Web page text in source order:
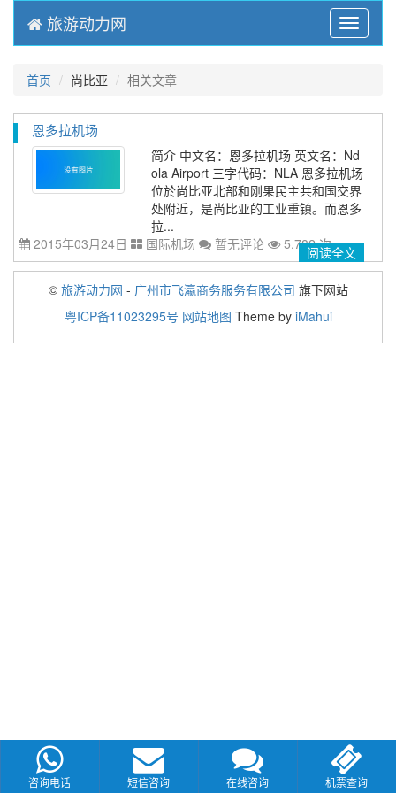
Menu
旅游动力网
首页 尚比亚 相关文章
恩多拉机场
简介 中文名：恩多拉机场 英文名：Nd
ola Airport 三字代码：NLA 恩多拉机场
位於尚比亚北部和刚果民主共和国交界
处附近，是尚比亚的工业重镇。而恩多
拉...
2015年03月24日
国际机场 暂无评论 5,782 次阅读全文
© 旅游动力网 - 广州市飞瀛商务服务有限公司 旗下网站
粤ICP备11023295号 网站地图 Theme by iMahui
咨询电话 短信咨询 在线咨询 机票查询